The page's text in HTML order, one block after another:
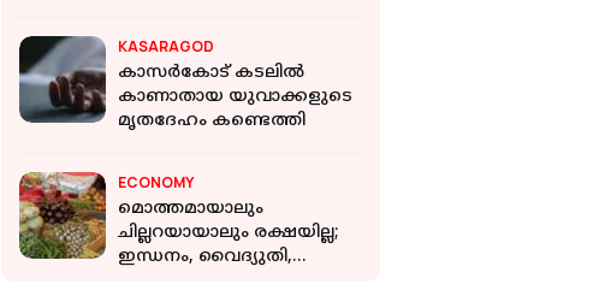
KASARAGOD
കാസര്‍കോട് കടലില്‍
കാണാതായ യുവാക്കളുടെ
മൃതദേഹം കണ്ടെത്തി
ECONOMY
മൊത്തമായാലും
ചില്ലറയായാലും രക്ഷയില്ല;
ഇന്ധനം, വൈദ്യുതി,